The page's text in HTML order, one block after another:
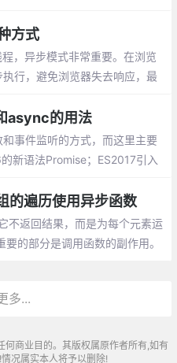
方式
，异步模式非常重要。在浏览
行，避免浏览器失去响应，最
async的用法
事件监听的方式，而这里主要
新语法Promise；ES2017引入
遍历使用异步函数
不返回结果，而是为每个元素运
的部分是调用函数的副作用。
多...
商业目的。其版权属原作者所有,如有
况属实本人将予以删除!